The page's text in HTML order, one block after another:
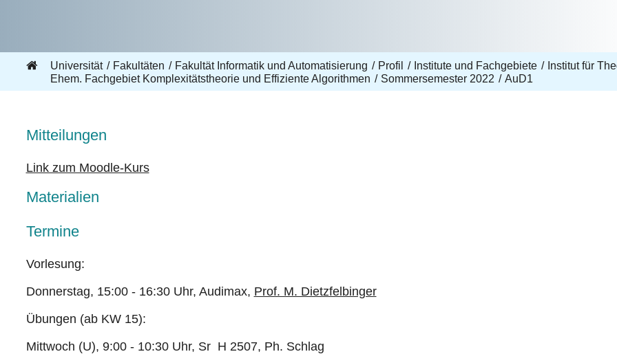
Universität Fakultäten Fakultät Informatik und Automatisierung Profil Institute und Fachgebiete
Institut für
Ehem. Fachgebiet Komplexitätstheorie und Effiziente Algorithmen
Sommersemester 2022 AuD1
Mitteilungen
Link zum Moodle-Kurs
Materialien
Termine
Vorlesung:
Donnerstag, 15:00 - 16:30 Uhr, Audimax, Prof. M. Dietzfelbinger
Übungen (ab KW 15):
Mittwoch (U), 9:00 - 10:30 Uhr, Sr H 2507, Ph. Schlag